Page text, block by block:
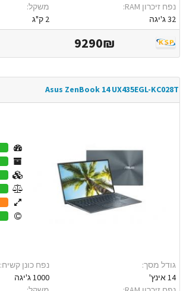
נפח זיכרון RAM:
32 ג'יגה
משקל:
2 ק"ג
9290₪
Asus ZenBook 14 UX435EGL-KC028T
גודל מסך:
14 אינץ'
נפח כונן קשיח:
1000 ג'יגה